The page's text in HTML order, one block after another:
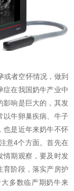
或者空怀情况，做到
症在我国奶牛产业中
影响是巨大的，其发
以牛卵巢疾病、牛子
也是近年来奶牛不怀
意4个方面。首先在
情期观察，要及时发
育阶段，落实产房护
多数临产期奶牛来